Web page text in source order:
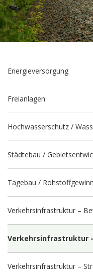
Energieversorgung
Freianlagen
Hochwasserschutz /
Städtebau /
Tagebau /
Verkehrsinfrastruktur –
Verkehrsinfrastruktur
Verkehrsinfrastruktur –